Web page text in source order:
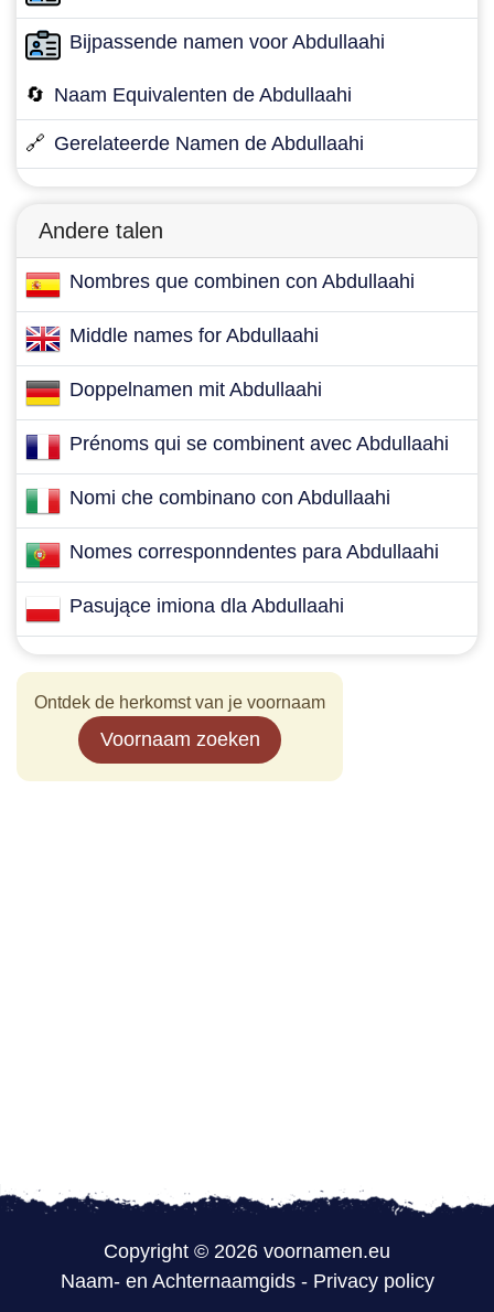
Bijpassende namen voor Abdullaahi
🔄 Naam Equivalenten de Abdullaahi
🔗 Gerelateerde Namen de Abdullaahi
Andere talen
Nombres que combinen con Abdullaahi
Middle names for Abdullaahi
Doppelnamen mit Abdullaahi
Prénoms qui se combinent avec Abdullaahi
Nomi che combinano con Abdullaahi
Nomes corresponndentes para Abdullaahi
Pasujące imiona dla Abdullaahi
Ontdek de herkomst van je voornaam
Voornaam zoeken
Copyright © 2026 voornamen.eu
Naam- en Achternaamgids- Privacy policy